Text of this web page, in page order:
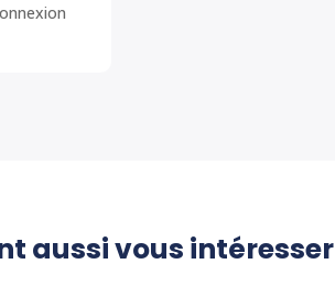
aussi vous intéresser